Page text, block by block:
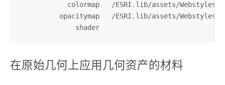
colormap   /ESRI.lib/assets/
opacitymap   /ESRI.lib/assets/
shader
在原始几何上应用几何资产的材料